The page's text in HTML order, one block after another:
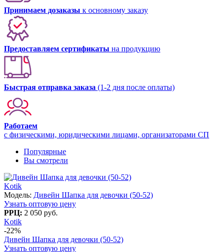
Принимаем дозаказы к основному заказу
Предоставляем сертификаты на продукцию
Быстрая отправка заказа (1-2 дня после оплаты)
Работаем
с физическими, юридическими лицами, организаторами СП
Популярные
Вы смотрели
Kotik
Модель: Дивейн Шапка для девочки (50-52)
Узнать оптовую цену
РРЦ: 2 050 руб.
Kotik
-22%
Дивейн Шапка для девочки (50-52)
Узнать оптовую цену